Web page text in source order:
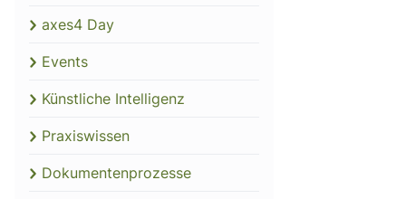
axes4 Day
Events
Künstliche Intelligenz
Praxiswissen
Dokumentenprozesse